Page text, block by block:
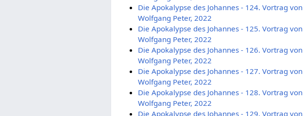
Die Apokalypse des Johannes - 124. Vortrag von
Wolfgang Peter, 2022
Die Apokalypse des Johannes - 125. Vortrag von
Wolfgang Peter, 2022
Die Apokalypse des Johannes - 126. Vortrag von
Wolfgang Peter, 2022
Die Apokalypse des Johannes - 127. Vortrag von
Wolfgang Peter, 2022
Die Apokalypse des Johannes - 128. Vortrag von
Wolfgang Peter, 2022
Die Apokalypse des Johannes - 129. Vortrag von